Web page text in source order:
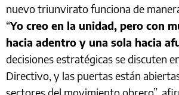
nuevo triunvirato funciona de
“Yo creo en la unidad, pero con
hacia adentro y una sola hacia
decisiones estratégicas se discuten
Directivo, y las puertas están